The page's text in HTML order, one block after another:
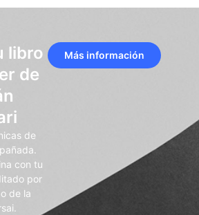
libro
de
de
con tu
por
de la
Más información